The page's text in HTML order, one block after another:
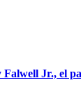
Jr., el